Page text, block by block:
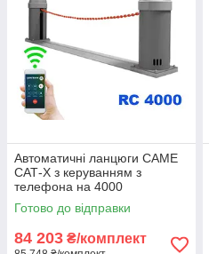
Автоматичні ланцюги CAME
САТ-X з керуванням з
телефона на 4000
користувачів
Готово до відправки
84 203 ₴/комплект